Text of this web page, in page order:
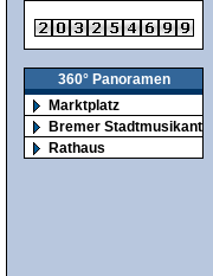
360° Panoramen
Marktplatz
Bremer Stadtmusikanten
Rathaus